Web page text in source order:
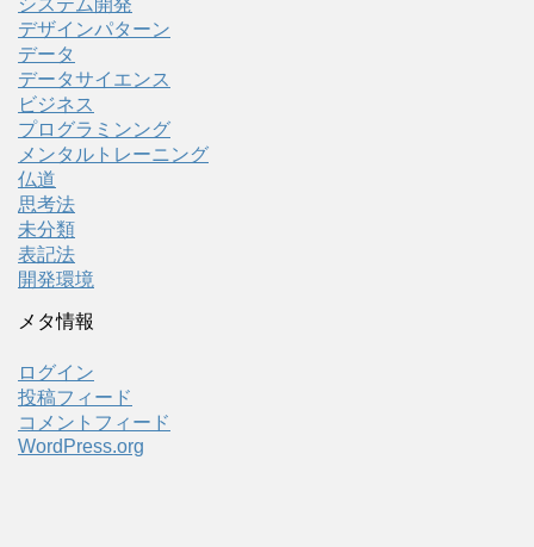
システム開発
デザインパターン
データ
データサイエンス
ビジネス
プログラミンング
メンタルトレーニング
仏道
思考法
未分類
表記法
開発環境
メタ情報
ログイン
投稿フィード
コメントフィード
WordPress.org